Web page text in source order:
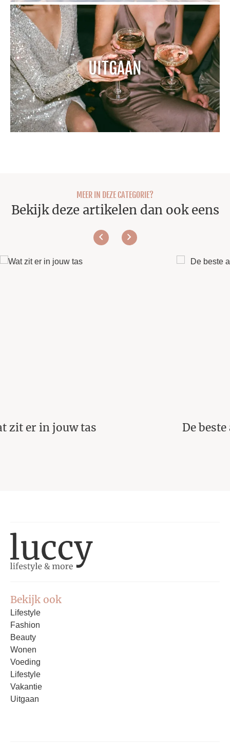
UITGAAN
MEER IN DEZE CATEGORIE?
Bekijk deze artikelen dan ook eens
De beste accessoires voor het creëren van
Bekijk ook
Lifestyle
Fashion
Beauty
Wonen
Voeding
Lifestyle
Vakantie
Uitgaan